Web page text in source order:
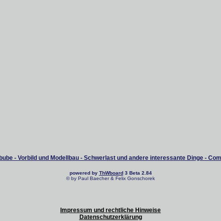
- Vorbild und Modellbau - Schwerlast und andere interessante Dinge -
powered by ThWboard3 Beta 2.84
© by Paul Baecher & Felix Gonschorek
Impressum und rechtliche Hinweise
Datenschutzerklärung